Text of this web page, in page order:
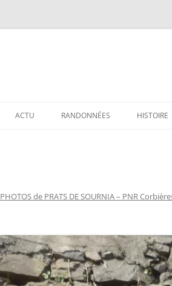
ACTU RANDONNÉES HISTOIRE
PHOTOS de PRATS DE SOURNIA – PNR